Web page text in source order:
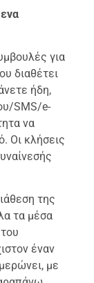
για
διαθέτει
ήδη,
SMS/e-
να
Οι κλήσεις
της
τα μέσα
έναν
με